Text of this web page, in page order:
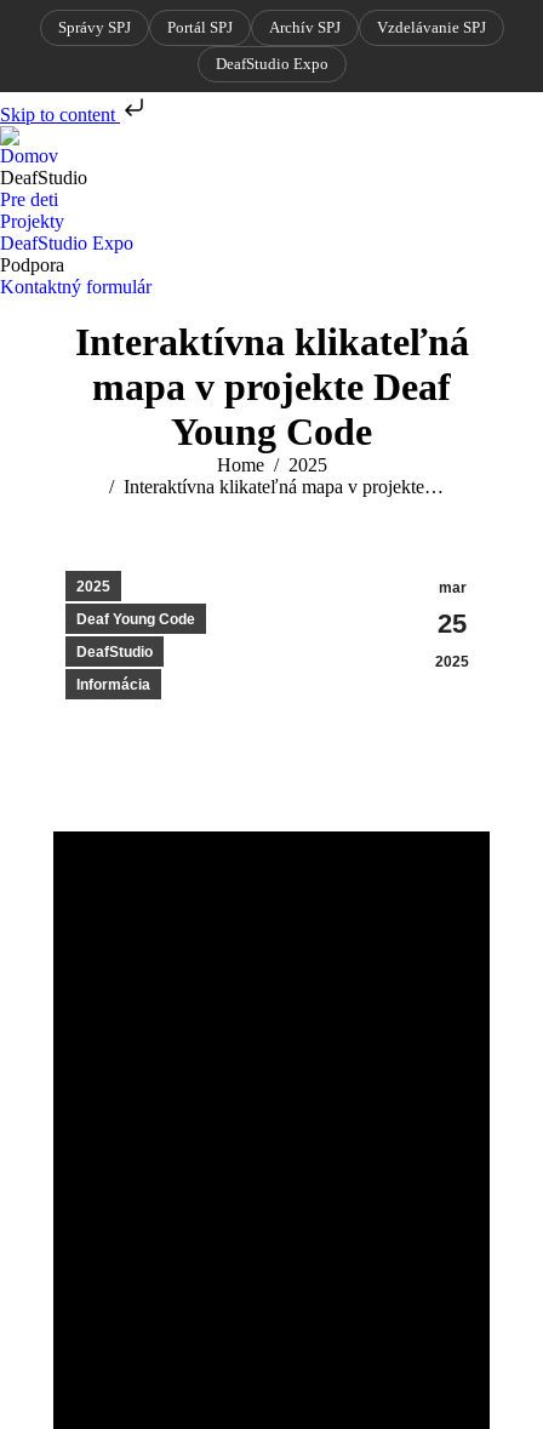
Správy SPJ Portál SPJ Archív SPJ
Vzdelávanie SPJ
DeafStudio Expo
Skip to content
Domov
DeafStudio
Pre deti
Projekty
DeafStudio Expo
Podpora
Kontaktný formulár
Interaktívna klikateľná
mapa v projekte Deaf
Young Code
Home
2025
Interaktívna klikateľná mapa v projekte…
mar
25
2025
2025
Deaf Young Code
DeafStudio
Informácia